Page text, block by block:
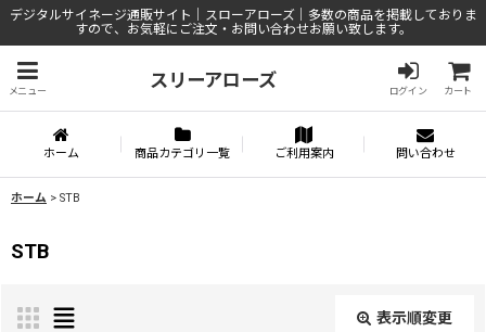
デジタルサイネージ通販サイト｜スローアローズ｜多数の商品を掲載しておりま
すので、お気軽にご注文・お問い合わせお願い致します。
メニュー
スリーアローズ
ログイン カート
ホーム 商品カテゴリ一覧 ご利用案内 問い合わせ
ホーム > STB
STB
表示順変更